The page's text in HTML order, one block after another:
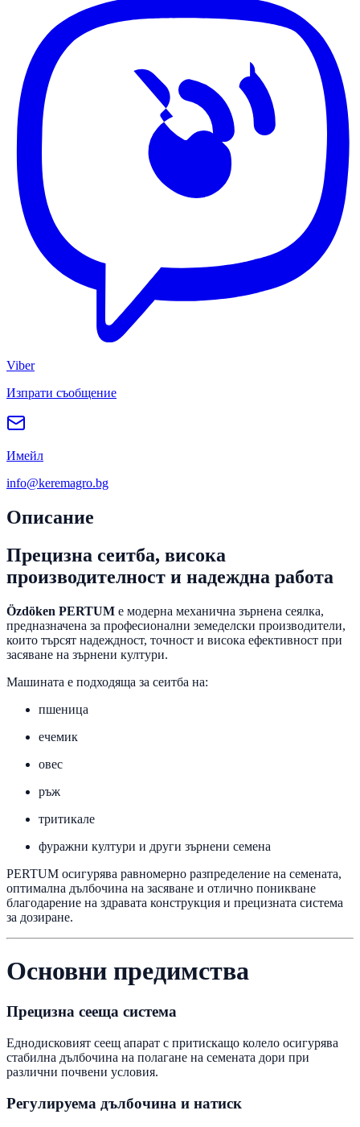
Viber
Изпрати съобщение
Имейл
info@keremagro.bg
Описание
Прецизна сеитба, висока
производителност и надеждна работа
Özdöken PERTUM е модерна механична зърнена сеялка,
предназначена за професионални земеделски производители,
които търсят надеждност, точност и висока ефективност при
засяване на зърнени култури.
Машината е подходяща за сеитба на:
пшеница
ечемик
овес
ръж
тритикале
фуражни култури и други зърнени семена
PERTUM осигурява равномерно разпределение на семената,
оптимална дълбочина на засяване и отлично поникване
благодарение на здравата конструкция и прецизната система
за дозиране.
Основни предимства
Прецизна сееща система
Еднодисковият сеещ апарат с притискащо колело осигурява
стабилна дълбочина на полагане на семената дори при
различни почвени условия.
Регулируема дълбочина и натиск